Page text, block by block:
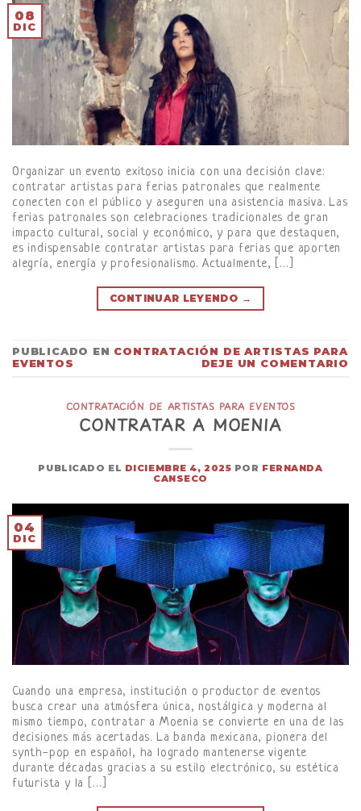
08
DIC
Organizar un evento exitoso inicia con una decisión clave:
contratar artistas para ferias patronales que realmente
conecten con el público y aseguren una asistencia masiva. Las
ferias patronales son celebraciones tradicionales de gran
impacto cultural, social y económico, y para que destaquen,
es indispensable contratar artistas para ferias que aporten
alegría, energía y profesionalismo. Actualmente, […]
CONTINUAR LEYENDO →
PUBLICADO EN CONTRATACIÓN DE ARTISTAS PARA
EVENTOS
DEJE UN COMENTARIO
CONTRATACIÓN DE ARTISTAS PARA EVENTOS
CONTRATAR A MOENIA
PUBLICADO EL DICIEMBRE 4, 2025 POR FERNANDA
CANSECO
04
DIC
Cuando una empresa, institución o productor de eventos
busca crear una atmósfera única, nostálgica y moderna al
mismo tiempo, contratar a Moenia se convierte en una de las
decisiones más acertadas. La banda mexicana, pionera del
synth-pop en español, ha logrado mantenerse vigente
durante décadas gracias a su estilo electrónico, su estética
futurista y la […]